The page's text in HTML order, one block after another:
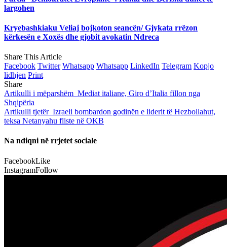
largohen
Kryebashkiaku Veliaj bojkoton seancën/ Gjykata rrëzon
kërkesën e Xoxës dhe gjobit avokatin Ndreca
Share This Article
Facebook Twitter Whatsapp Whatsapp LinkedIn Telegram Kopjo
lidhjen Print
Share
Artikulli i mëparshëm Mediat italiane, Giro d’Italia fillon nga
Shqipëria
Artikulli tjetër Izraeli bombardon godinën e liderit të Hezbollahut,
teksa Netanyahu fliste në OKB
Na ndiqni në rrjetet sociale
FacebookLike
InstagramFollow